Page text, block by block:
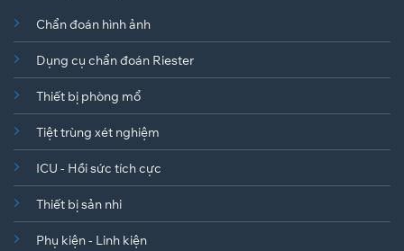
Chẩn đoán hình ảnh
Dụng cụ chẩn đoán Riester
Thiết bị phòng mổ
Tiệt trùng xét nghiệm
ICU - Hồi sức tích cực
Thiết bị sản nhi
Phụ kiện - Linh kiện